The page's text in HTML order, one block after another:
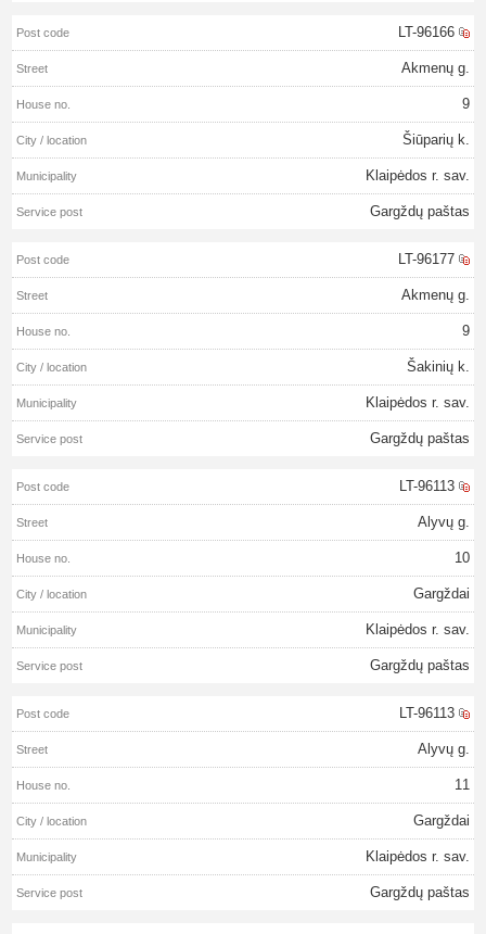
LT-96166
Akmenų g.
9
Šiūparių k.
Klaipėdos r. sav.
Gargždų paštas
LT-96177
Akmenų g.
9
Šakinių k.
Klaipėdos r. sav.
Gargždų paštas
LT-96113
Alyvų g.
10
Gargždai
Klaipėdos r. sav.
Gargždų paštas
LT-96113
Alyvų g.
11
Gargždai
Klaipėdos r. sav.
Gargždų paštas